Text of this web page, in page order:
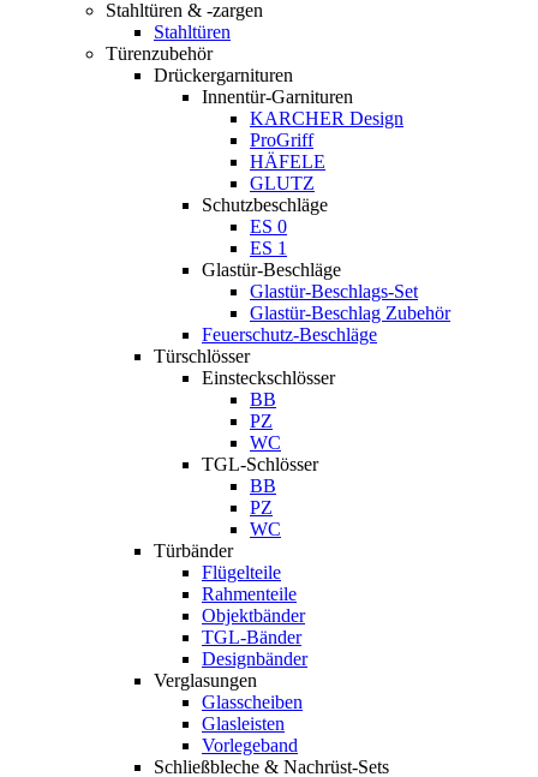
Stahltüren & -zargen
Stahltüren
Türenzubehör
Drückergarnituren
Innentür-Garnituren
KARCHER Design
ProGriff
HÄFELE
GLUTZ
Schutzbeschläge
ES 0
ES 1
Glastür-Beschläge
Glastür-Beschlags-Set
Glastür-Beschlag Zubehör
Feuerschutz-Beschläge
Türschlösser
Einsteckschlösser
BB
PZ
WC
TGL-Schlösser
BB
PZ
WC
Türbänder
Flügelteile
Rahmenteile
Objektbänder
TGL-Bänder
Designbänder
Verglasungen
Glasscheiben
Glasleisten
Vorlegeband
Schließbleche & Nachrüst-Sets